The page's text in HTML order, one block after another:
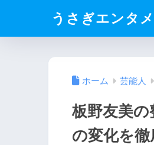
うさぎエンタ
ホーム 芸能人
板野友美
の変化を徹